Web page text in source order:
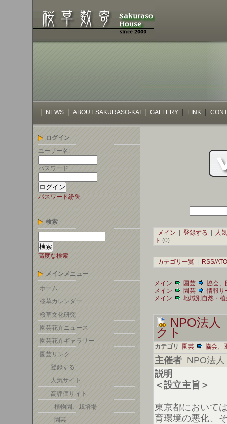
NEWS ABOUT SAKURASO-KAI GALLERY LINK
ログイン
ユーザー名:
パスワード:
パスワード紛失
検索
高度な検索
メインメニュー
ホーム
桜草カレンダー
桜草文化研究
園芸花卉ニュース
園芸花卉ギャラリー
園芸リンク
登録する
人気サイト
高評価サイト
- 植物園、栽培場
- 園芸
メイン 登録する
人
ト (0)
カテゴリ一覧| RSS/
メイン 園芸
協会、
メイン
園芸
情報サ
メイン
地域別自然・植
NPO法
クト
カテゴリ 園芸 協会、
主催者NPO法人
説明
＜設立主旨＞
東京都において
育環境の悪化、